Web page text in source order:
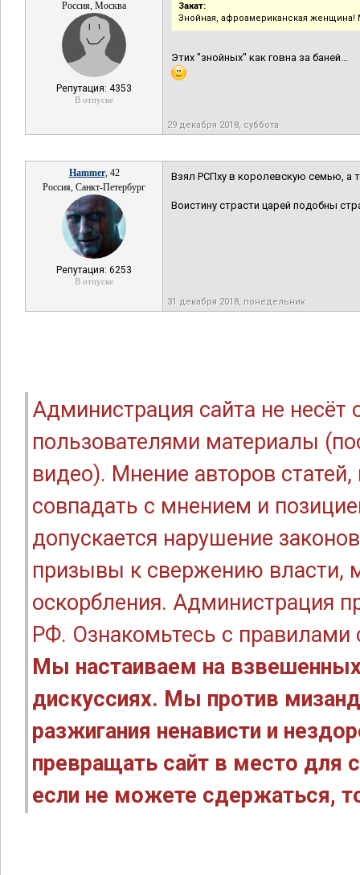
Россия, Москва
Репутация: 4353
В отпуске
Закат:
Знойная, афроамериканская женщина!
Этих "знойных" как говна за баней...
29 декабря 2018, суббота
Hammer, 42
Россия, Санкт-Петербург
Репутация: 6253
В отпуске
Взял РСПху в королевскую семью, а
Воистину страсти царей подобны
31 декабря 2018, понедельник
Администрация сайта не
пользователями материалы
видео). Мнение авторов
совпадать с мнением и
допускается нарушение
призывы к свержению власти,
оскорбления. Администрация
РФ. Ознакомьтесь с правилами
Мы настаиваем на
дискуссиях. Мы против
разжигания ненависти и
превращать сайт в место для
если не можете сдержаться,